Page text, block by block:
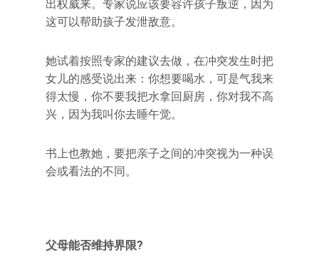
出权威来。专家说应该要容许孩子叛逆，因为
这可以帮助孩子发泄敌意。
她试着按照专家的建议去做，在冲突发生时把
女儿的感受说出来：你想要喝水，可是气我来
得太慢，你不要我把水拿回厨房，你对我不高
兴，因为我叫你去睡午觉。
书上也教她，要把亲子之间的冲突视为一种误
会或看法的不同。
父母能否维持界限?